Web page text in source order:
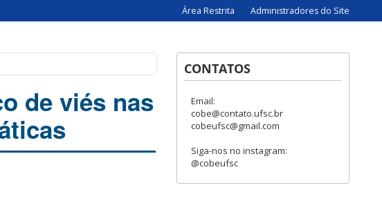
Área Restrita Administradores do Site
de viés nas
CONTATOS
Email:
cobe@contato.ufsc.br
cobeufsc@gmail.com
Siga-nos no instagram:
@cobeufsc